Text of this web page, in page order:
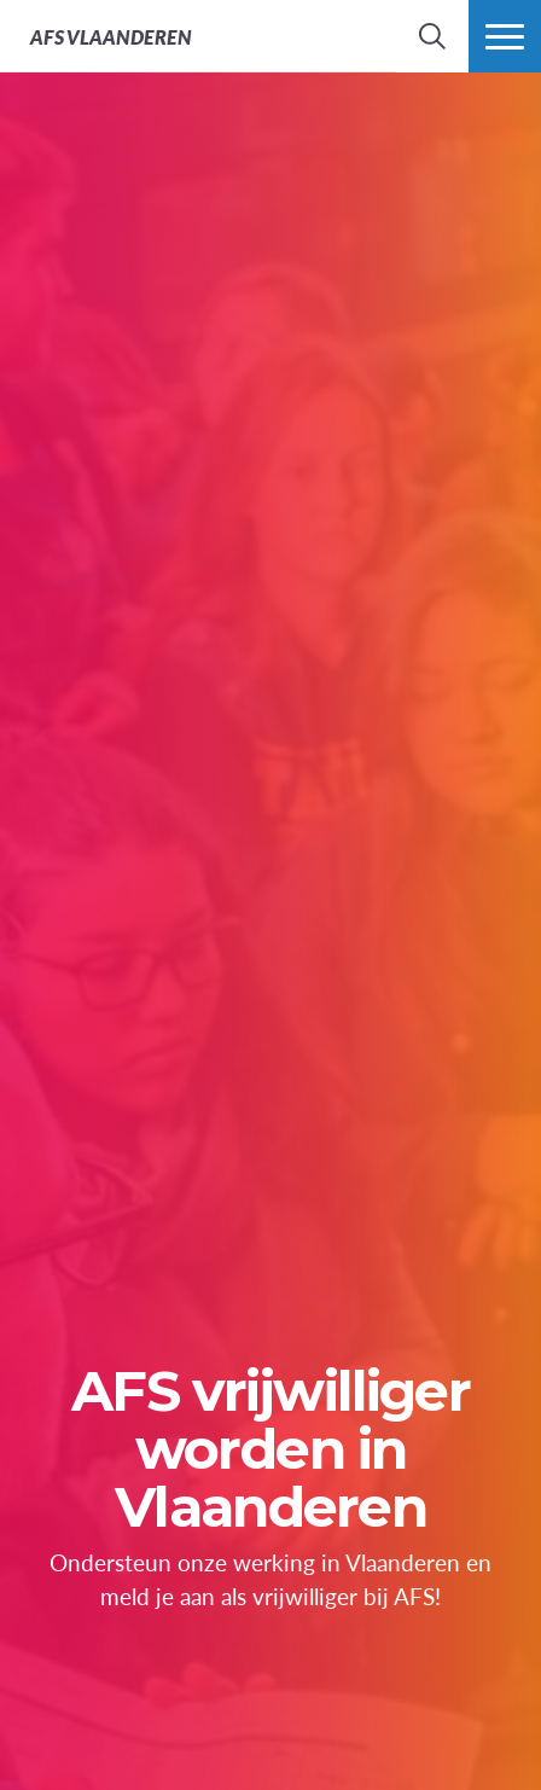
AFSVLAANDEREN
ZOEK MEER
AFS vrijwilliger
worden in
Vlaanderen
Ondersteun onze werking in Vlaanderen en
meld je aan als vrijwilliger bij AFS!